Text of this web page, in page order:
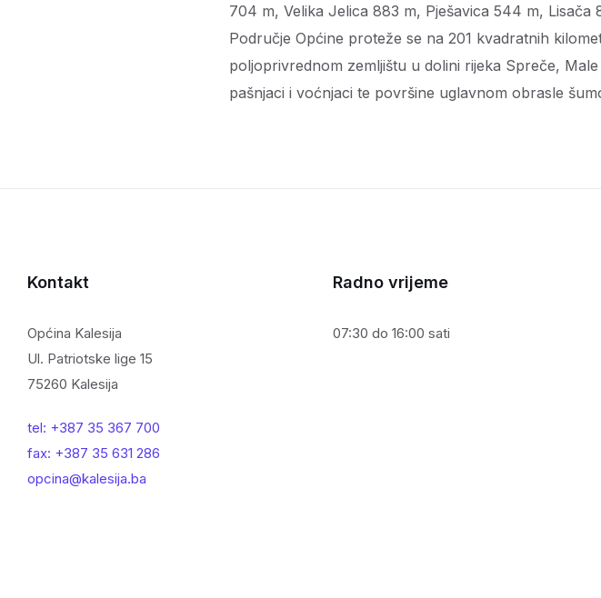
704 m, Velika Jelica 883 m, Pješavica 544 m, Lisača
Područje Općine proteže se na 201 kvadratnih
poljoprivrednom zemljištu u dolini rijeka Spreče,
pašnjaci i voćnjaci te površine uglavnom obrasle
Kontakt
Općina Kalesija
Ul. Patriotske lige 15
75260 Kalesija
tel: +387 35 367 700
fax: +387 35 631 286
opcina@kalesija.ba
Radno vrijeme
07:30 do 16:00 sati